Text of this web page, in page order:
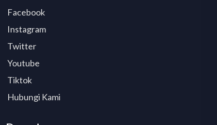
Facebook
Instagram
Twitter
Youtube
Tiktok
Hubungi Kami